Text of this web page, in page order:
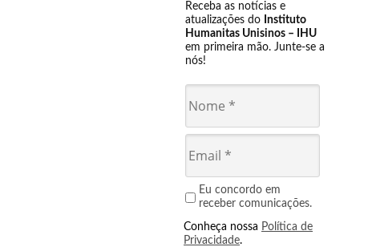
Receba as notícias e
atualizações do Instituto
Humanitas Unisinos – IHU
em primeira mão. Junte-se a
nós!
Eu concordo em
receber comunicações.
Conheça nossa Política de
Privacidade.